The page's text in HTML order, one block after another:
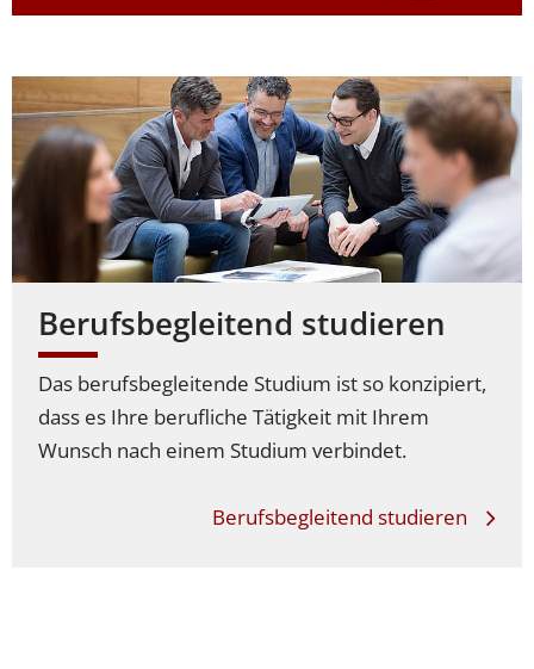
Berufsbegleitend studieren
Das berufsbegleitende Studium ist so konzipiert,
dass es Ihre berufliche Tätigkeit mit Ihrem
Wunsch nach einem Studium verbindet.
Berufsbegleitend studieren